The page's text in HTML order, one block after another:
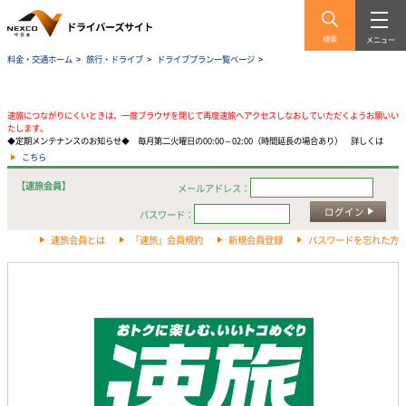
検索 メニュー
料金・交通ホーム > 旅行・ドライブ > ドライブプラン一覧ページ >
速旅につながりにくいときは、一度ブラウザを閉じて再度速旅へアクセスしなおしていただくようお願いい
たします。
◆定期メンテナンスのお知らせ◆ 毎月第二火曜日の00:00～02:00（時間延長の場合あり） 詳しくは
こちら
【速旅会員】
メールアドレス：
パスワード：
ログイン
速旅会員とは 「速旅」会員規約 新規会員登録 パスワードを忘れた方